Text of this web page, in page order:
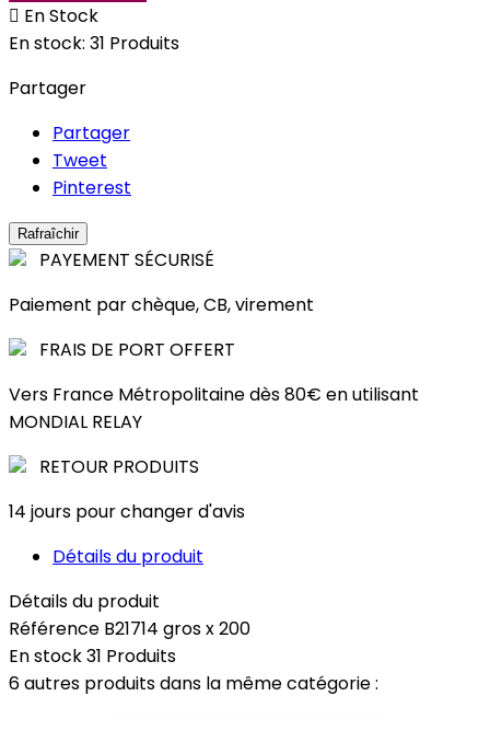
 En Stock
En stock: 31 Produits
Partager
Partager
Tweet
Pinterest
PAYEMENT SÉCURISÉ
Paiement par chèque, CB, virement
FRAIS DE PORT OFFERT
Vers France Métropolitaine dès 80€ en utilisant
MONDIAL RELAY
RETOUR PRODUITS
14 jours pour changer d'avis
Détails du produit
Détails du produit
Référence B21714 gros x 200
En stock31 Produits
6 autres produits dans la même catégorie :